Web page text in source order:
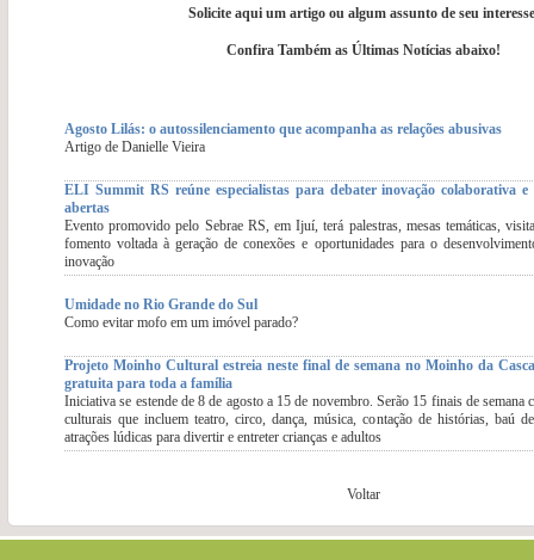
Solicite aqui um artigo ou algum assunto de seu
Confira Também as Últimas Notícias abaixo!
Agosto Lilás: o autossilenciamento que acompanha as relações abusivas
Artigo de Danielle Vieira
ELI Summit RS reúne especialistas para debater inovação colaborativa e
abertas
Evento promovido pelo Sebrae RS, em Ijuí, terá palestras, mesas temáticas,
fomento voltada à geração de conexões e oportunidades para o
inovação
Umidade no Rio Grande do Sul
Como evitar mofo em um imóvel parado?
Projeto Moinho Cultural estreia neste final de semana no Moinho da
gratuita para toda a família
Iniciativa se estende de 8 de agosto a 15 de novembro. Serão 15 finais de semana
culturais que incluem teatro, circo, dança, música, contação de histórias, baú
atrações lúdicas para divertir e entreter crianças e adultos
Voltar